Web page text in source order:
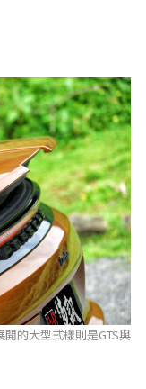
的大型式樣則是GTS與